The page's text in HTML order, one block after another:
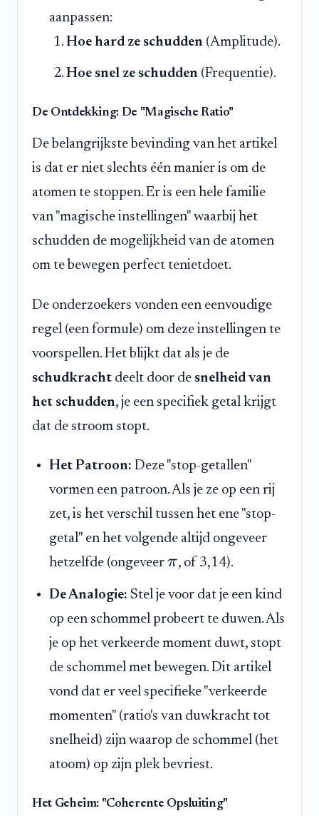
aanpassen:
Hoe hard ze schudden (Amplitude).
Hoe snel ze schudden (Frequentie).
De Ontdekking: De "Magische Ratio"
De belangrijkste bevinding van het artikel
is dat er niet slechts één manier is om de
atomen te stoppen. Er is een hele familie
van "magische instellingen" waarbij het
schudden de mogelijkheid van de atomen
om te bewegen perfect tenietdoet.
De onderzoekers vonden een eenvoudige
regel (een formule) om deze instellingen te
voorspellen. Het blijkt dat als je de
schudkracht deelt door de snelheid van
het schudden, je een specifiek getal krijgt
dat de stroom stopt.
Het Patroon: Deze "stop-getallen"
vormen een patroon. Als je ze op een rij
zet, is het verschil tussen het ene "stop-
getal" en het volgende altijd ongeveer
hetzelfde (ongeveer π, of 3,14).
De Analogie: Stel je voor dat je een kind
op een schommel probeert te duwen. Als
je op het verkeerde moment duwt, stopt
de schommel met bewegen. Dit artikel
vond dat er veel specifieke "verkeerde
momenten" (ratio's van duwkracht tot
snelheid) zijn waarop de schommel (het
atoom) op zijn plek bevriest.
Het Geheim: "Coherente Opsluiting"